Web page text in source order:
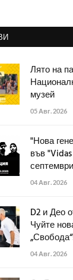
Лято на
музей
05 Авг. 2026
"Нова
във
септември
04 Авг. 2026
D2 и Део
Чуйте
04 Авг. 2026